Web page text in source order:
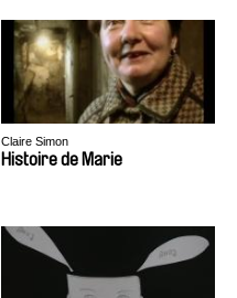
Claire Simon
Histoire de Marie